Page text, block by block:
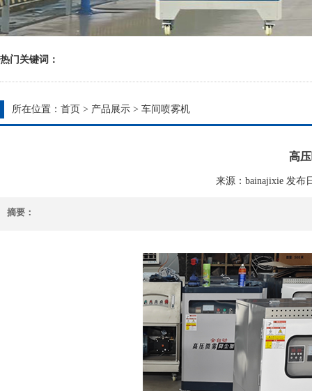
热门关键词：
所在位置： 首页 > 产品展示 > 车间喷雾机
高
来源：bainajixie 发布
摘要：